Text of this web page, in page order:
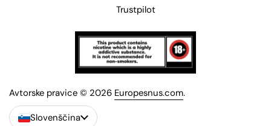
Trustpilot
Avtorske pravice © 2026 Europesnus.com.
Slovenščina